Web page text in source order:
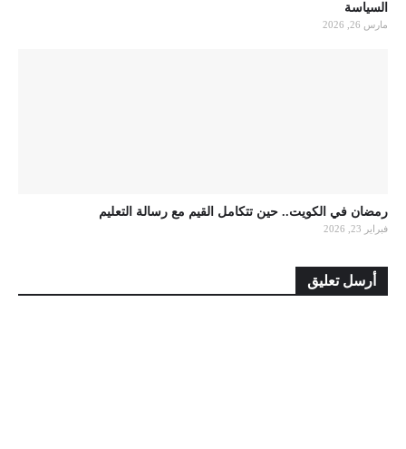
السياسة
مارس 26, 2026
رمضان في الكويت.. حين تتكامل القيم مع رسالة التعليم
فبراير 23, 2026
أرسل تعليق